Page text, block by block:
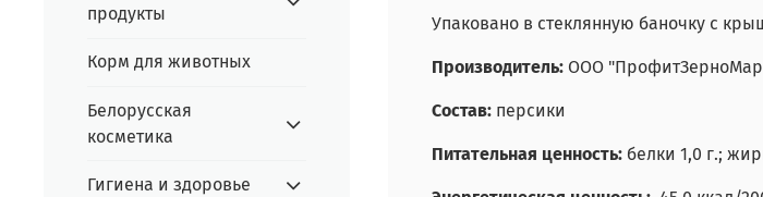
Упаковано в стеклянную баночку с
Производитель: ООО
Состав: персики
Питательная ценность: белки 1,0 г.;
продукты
Корм для животных
Белорусская
косметика
Гигиена и здоровье